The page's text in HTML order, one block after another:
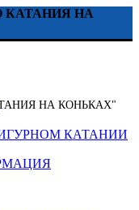
КАТАНИЯ НА
НА КОНЬКАХ"
КАТАНИИ